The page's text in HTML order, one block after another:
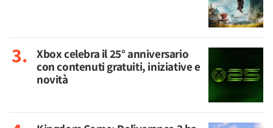
Xbox celebra il 25° anniversario
con contenuti gratuiti, iniziative e
novità